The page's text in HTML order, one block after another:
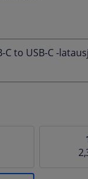
C to USB-C -